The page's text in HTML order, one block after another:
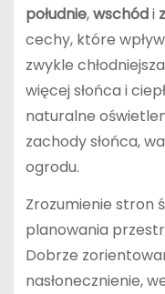
południe,wschódi
cechy, które
zwykle
więcej słońca i
naturalne
zachody słońca,
ogrodu.
Zrozumienie stron
planowania
Dobrze
nasłonecznienie,